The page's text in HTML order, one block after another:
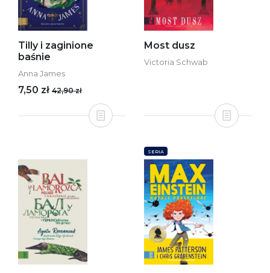
Tilly i zaginione
baśnie
Anna James
7,50 zł 42,90 zł
Most dusz
Victoria Schwab
SERIA